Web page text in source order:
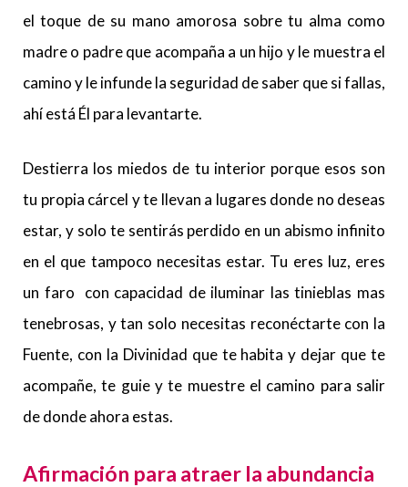
el toque de su mano amorosa sobre tu alma como
madre o padre que acompaña a un hijo y le muestra el
camino y le infunde la seguridad de saber que si fallas,
ahí está Él para levantarte.
Destierra los miedos de tu interior porque esos son
tu propia cárcel y te llevan a lugares donde no deseas
estar, y solo te sentirás perdido en un abismo infinito
en el que tampoco necesitas estar. Tu eres luz, eres
un faro con capacidad de iluminar las tinieblas mas
tenebrosas, y tan solo necesitas reconéctarte con la
Fuente, con la Divinidad que te habita y dejar que te
acompañe, te guie y te muestre el camino para salir
de donde ahora estas.
Afirmación para atraer la abundancia